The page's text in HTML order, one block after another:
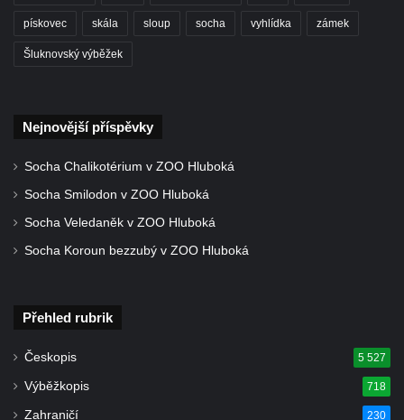
pískovec skála sloup socha vyhlídka zámek
Šluknovský výběžek
Nejnovější příspěvky
Socha Chalikotérium v ZOO Hluboká
Socha Smilodon v ZOO Hluboká
Socha Veledaněk v ZOO Hluboká
Socha Koroun bezzubý v ZOO Hluboká
Přehled rubrik
Českopis 5 527
Výběžkopis 718
Zahraničí 230